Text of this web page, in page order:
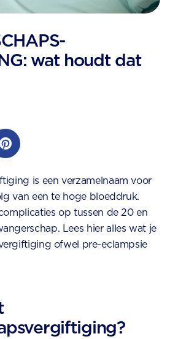
wat houdt dat
is een verzamelnaam voor
van een te hoge bloeddruk.
op tussen de 20 en
Lees hier alles wat je
ofwel pre-eclampsie